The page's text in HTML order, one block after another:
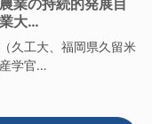
業の持続的発展目
大…
久工大、福岡県久留米
学官…